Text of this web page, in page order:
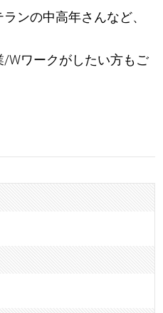
ンの中高年さんなど、
Wワークがしたい方もご